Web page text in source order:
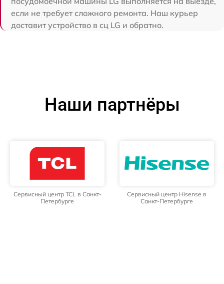
если не требует сложного ремонта. Наш курьер
доставит устройство в сц LG и обратно.
Наши партнёры
Сервисный центр TCL в Санкт-
Петербурге
Сервисный центр Hisense в
Санкт-Петербурге